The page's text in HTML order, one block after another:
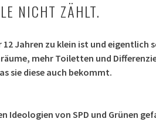
NICHT ZÄHLT.
12 Jahren zu klein ist und eigentlich
mehr Toiletten und
sie diese auch bekommt.
Ideologien von SPD und Grünen